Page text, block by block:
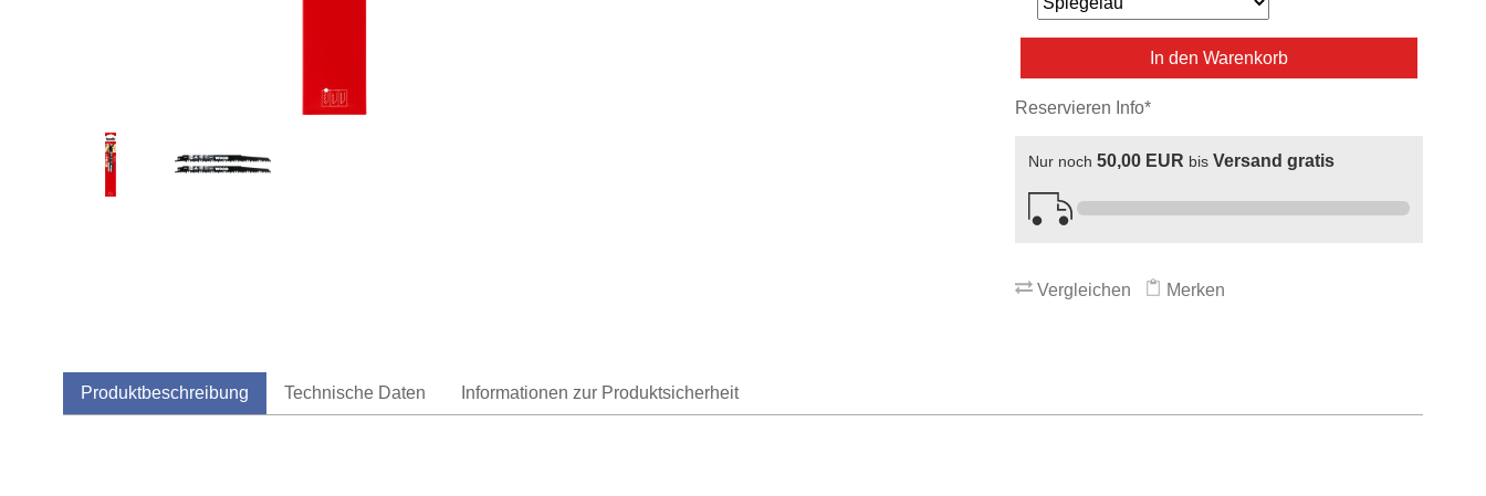
In den Warenkorb
Reservieren Info*
Nur noch 50,00 EUR bis Versand gratis
Vergleichen Merken
Produktbeschreibung Technische Daten Informationen zur Produktsicherheit